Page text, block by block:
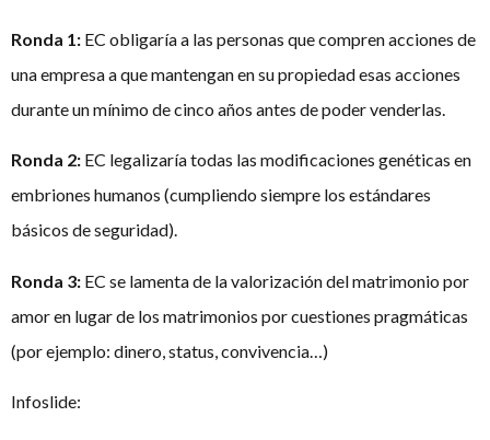
Ronda 1: EC obligaría a las personas que compren acciones de
una empresa a que mantengan en su propiedad esas acciones
durante un mínimo de cinco años antes de poder venderlas.
Ronda 2: EC legalizaría todas las modificaciones genéticas en
embriones humanos (cumpliendo siempre los estándares
básicos de seguridad).
Ronda 3: EC se lamenta de la valorización del matrimonio por
amor en lugar de los matrimonios por cuestiones pragmáticas
(por ejemplo: dinero, status, convivencia…)
Infoslide: